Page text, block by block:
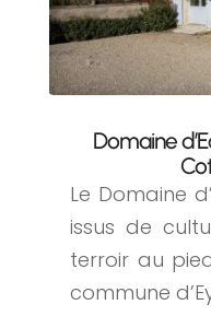
Domaine
Le Domaine
issus de
terroir au
commune